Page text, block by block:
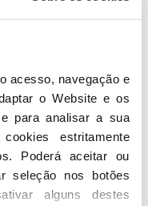
acesso, navegação e
o Website e os
para analisar a sua
estritamente
Poderá aceitar ou
seleção nos botões
alguns destes